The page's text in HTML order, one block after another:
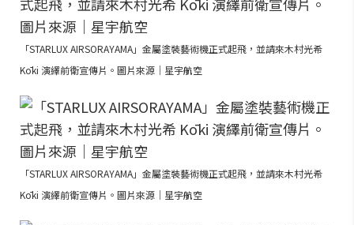
「STARLUX AIRSORAYAMA」金屬塗裝藝術機正式起飛，並請來木村光希
Kōki 演繹前衛宣傳片。圖片來源｜星宇航空
「STARLUX AIRSORAYAMA」金屬塗裝藝術機正式起飛，並請來木村光希
Kōki 演繹前衛宣傳片。圖片來源｜星宇航空